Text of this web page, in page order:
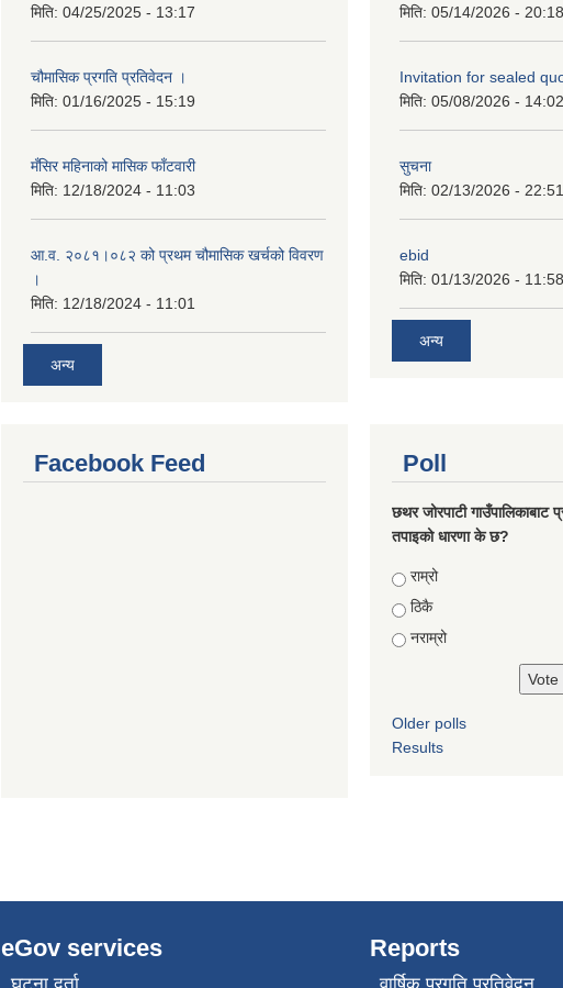
मिति: 04/25/2025 - 13:17
चौमासिक प्रगति प्रतिवेदन ।
मिति: 01/16/2025 - 15:19
मँसिर महिनाको मासिक फाँटवारी
मिति: 12/18/2024 - 11:03
आ.व. २०८१।०८२ को प्रथम चौमासिक खर्चको विवरण
।
मिति: 12/18/2024 - 11:01
अन्य
मिति: 05/14/2026 - 20:18
Invitation for sealed
मिति: 05/08/2026 - 14:02
सुचना
मिति: 02/13/2026 - 22:51
ebid
मिति: 01/13/2026 - 11:58
अन्य
Facebook Feed Poll
छथर जोरपाटी गाउँपालिकाबाट
तपाइको धारणा के छ?
Choices
राम्रो
ठिकै
नराम्रो
Older polls
Results
eGov services Reports